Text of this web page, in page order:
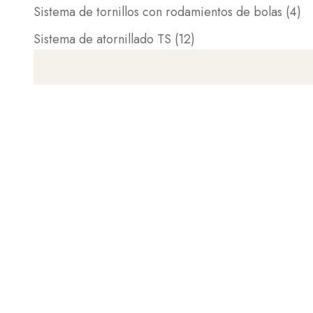
Sistema de tornillos con rodamientos de bolas (4)
Sistema de atornillado TS (12)